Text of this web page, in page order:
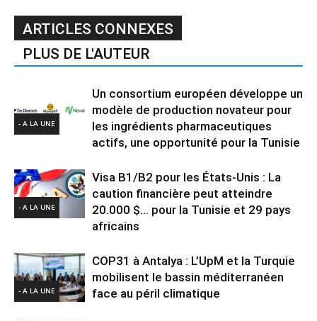
ARTICLES CONNEXES
PLUS DE L'AUTEUR
- A LA UNE
Un consortium européen développe un
modèle de production novateur pour
les ingrédients pharmaceutiques
actifs, une opportunité pour la Tunisie
- A LA UNE
Visa B1/B2 pour les États-Unis : La
caution financière peut atteindre
20.000 $… pour la Tunisie et 29 pays
africains
- A LA UNE
COP31 à Antalya : L’UpM et la Turquie
mobilisent le bassin méditerranéen
face au péril climatique